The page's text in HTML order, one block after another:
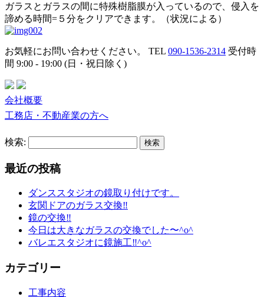
ガラスとガラスの間に特殊樹脂膜が入っているので、侵入を
諦める時間=５分をクリアできます。（状況による）
お気軽にお問い合わせください。 TEL 090-1536-2314 受付時
間 9:00 - 19:00 (日・祝日除く)
会社概要
工務店・不動産業の方へ
検索:
最近の投稿
ダンススタジオの鏡取り付けです。
玄関ドアのガラス交換‼︎
鏡の交換‼︎
今日は大きなガラスの交換でした〜^o^
バレエスタジオに鏡施工‼︎^o^
カテゴリー
工事内容